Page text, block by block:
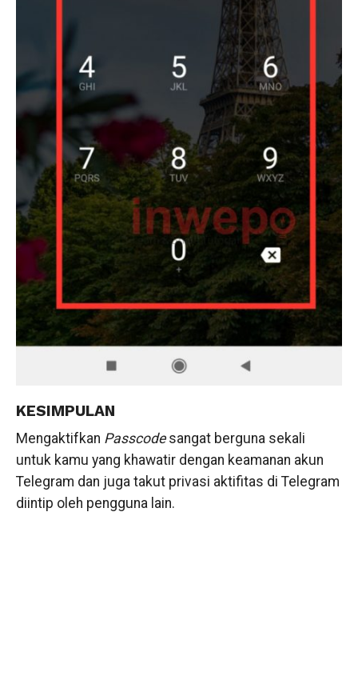
KESIMPULAN
Mengaktifkan Passcodesangat berguna sekali
untuk kamu yang khawatir dengan keamanan akun
Telegram dan juga takut privasi aktifitas di Telegram
diintip oleh pengguna lain.